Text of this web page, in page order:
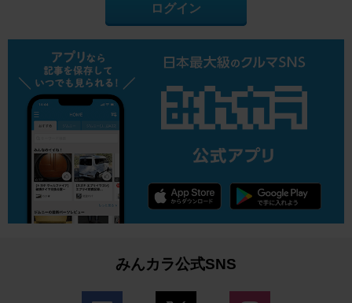
ログイン
みんカラ公式SNS